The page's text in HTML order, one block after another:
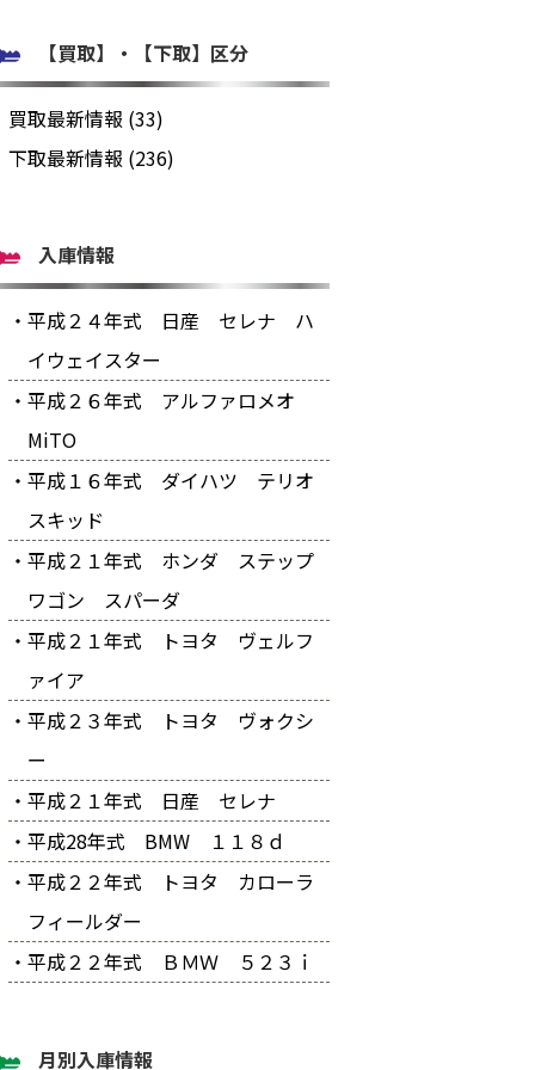
【買取】・【下取】区分
買取最新情報 (33)
下取最新情報 (236)
入庫情報
・平成２４年式 日産 セレナ ハ
イウェイスター
・平成２６年式 アルファロメオ
MiTO
・平成１６年式 ダイハツ テリオ
スキッド
・平成２１年式 ホンダ ステップ
ワゴン スパーダ
・平成２１年式 トヨタ ヴェルフ
ァイア
・平成２３年式 トヨタ ヴォクシ
ー
・平成２１年式 日産 セレナ
・平成28年式 BMW １１８ｄ
・平成２２年式 トヨタ カローラ
フィールダー
・平成２２年式 ＢＭＷ ５２３ｉ
月別入庫情報